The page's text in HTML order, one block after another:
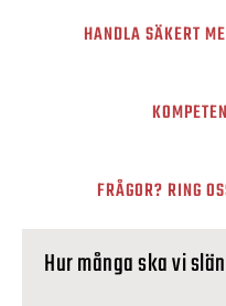
HANDLA SÄKERT
FRÅGOR? RING
Hur många ska vi